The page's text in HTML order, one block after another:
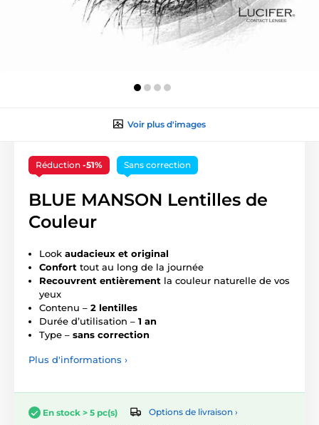
Voir plus d'images
Réduction -51% Sans correction
BLUE MANSON Lentilles de
Couleur
Look audacieux et original
Confort tout au long de la journée
Recouvrent entièrement la couleur naturelle de vos
yeux
Contenu – 2 lentilles
Durée d’utilisation – 1 an
Type – sans correction
Plus d'informations ›
En stock > 5 pc(s)
Options de livraison ›